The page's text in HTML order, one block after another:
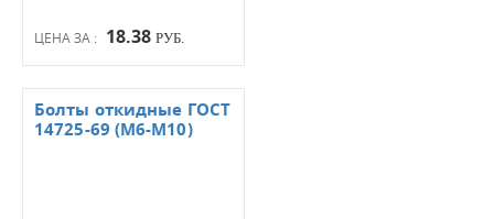
ЦЕНА ЗА : 18.38 РУБ.
Болты откидные ГОСТ
14725-69 (М6-М10)